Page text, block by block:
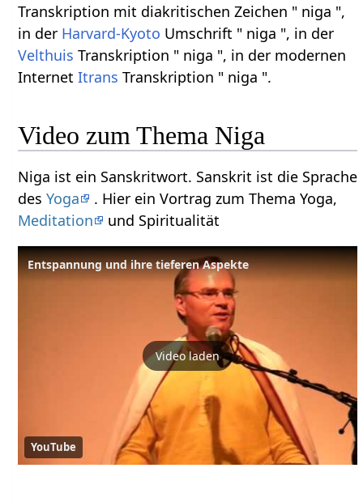
Transkription mit diakritischen Zeichen " niga ",
in der Harvard-Kyoto Umschrift " niga ", in der
Velthuis Transkription " niga ", in der modernen
InternetItrans Transkription " niga ".
Video zum Thema Niga
Niga ist ein Sanskritwort. Sanskrit ist die Sprache
desYoga
. Hier ein Vortrag zum Thema Yoga,
Meditation
und Spiritualität
Entspannung und ihre tieferen Aspekte
Video laden
YouTube